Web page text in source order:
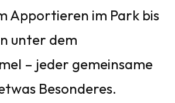
Apportieren im Park bis
unter dem
– jeder gemeinsame
Besonderes.